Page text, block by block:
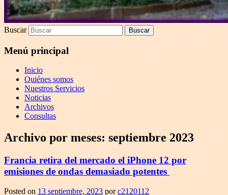
Buscar
Menú principal
Inicio
Quiénes somos
Nuestros Servicios
Noticias
Archivos
Consultas
Archivo por meses: septiembre 2023
Francia retira del mercado el iPhone 12 por
emisiones de ondas demasiado potentes
Posted on 13 septiembre, 2023 porc2120112